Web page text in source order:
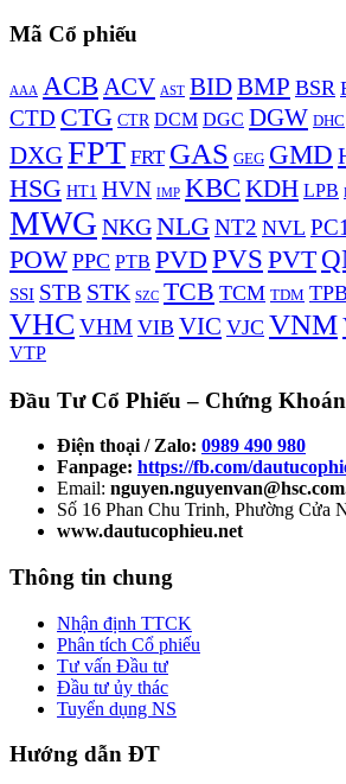
Mã Cổ phiếu
AAA ACB ACV AST BIDBMP BSR
CTD CTG CTR DCM DGC DGW DHC
DXGFPT FRT GAS GEG GMD
HSG HT1 HVN IMP KBC KDH LPB
MWG NKGNLGNT2 NVL PC1
POW PPC PTB PVD PVS PVT
SSI STB STK SZC TCB TCM TDM
VHC VHM VIB VIC VJC VNM
VTP
Đầu Tư Cổ Phiếu – Chứng Khoán
Điện thoại / Zalo: 0989 490 980
Fanpage: https://fb.com/
Email:
Số 16 Phan Chu Trinh, Phường Cửa
www.dautucophieu.net
Thông tin chung
Nhận định TTCK
Phân tích Cổ phiếu
Tư vấn Đầu tư
Đầu tư ủy thác
Tuyển dụng NS
Hướng dẫn ĐT